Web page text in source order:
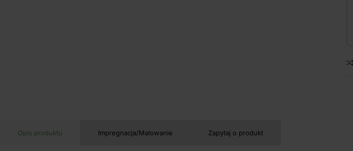
Opis produktu Impregnacja/Malowanie Zapytaj o produkt